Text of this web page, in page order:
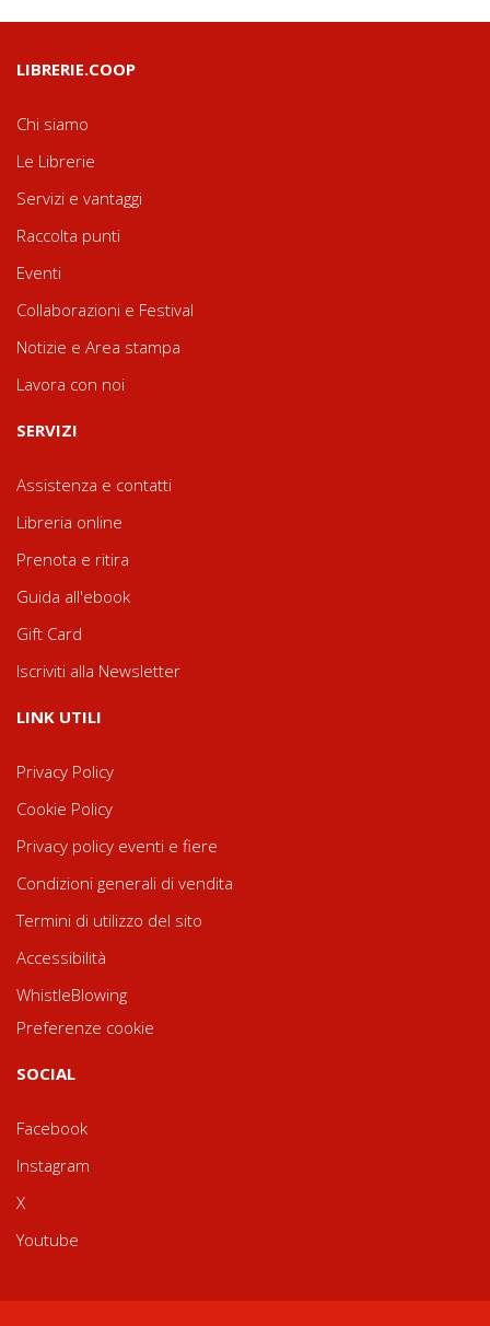
LIBRERIE.COOP
Chi siamo
Le Librerie
Servizi e vantaggi
Raccolta punti
Eventi
Collaborazioni e Festival
Notizie e Area stampa
Lavora con noi
SERVIZI
Assistenza e contatti
Libreria online
Prenota e ritira
Guida all'ebook
Gift Card
Iscriviti alla Newsletter
LINK UTILI
Privacy Policy
Cookie Policy
Privacy policy eventi e fiere
Condizioni generali di vendita
Termini di utilizzo del sito
Accessibilità
WhistleBlowing
Preferenze cookie
SOCIAL
Facebook
Instagram
X
Youtube